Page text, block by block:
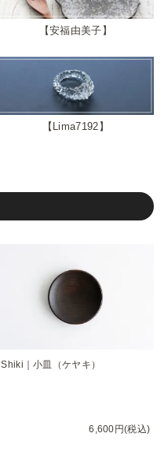
安福由美子
Lima7192
Shiki｜小皿（ケヤキ）
6,600円(税込)